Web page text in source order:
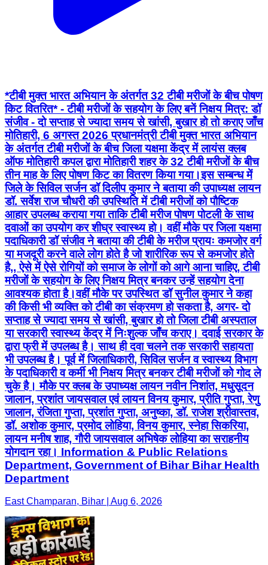
*टीबी मुक्त भारत अभियान के अंतर्गत 32 टीबी मरीजों के बीच पोषण
किट वितरित* - टीबी मरीजों के सहयोग के लिए बनें निक्षय मित्र: डॉ
संजीव - दो सप्ताह से ज्यादा समय से खांसी, बुखार हो तो कराए जाँच
मोतिहारी, 6 अगस्त 2026 प्रधानमंत्री टीबी मुक्त भारत अभियान
के अंतर्गत टीबी मरीजों के बीच जिला यक्षमा केंद्र में लायंस क्लब
ऑफ मोतिहारी कपल द्वारा मोतिहारी शहर के 32 टीबी मरीजों के बीच
तीन माह के लिए पोषण किट का वितरण किया गया।इस सम्बन्ध में
जिले के सिविल सर्जन डॉ दिलीप कुमार ने बताया की उपाध्यक्ष लायन
डॉ. सर्वेश राज चौधरी की उपस्थिति में टीबी मरीजों को पौष्टिक
आहार उपलब्ध कराया गया ताकि टीबी मरीज पोषण पोटली के साथ
दवाओं का उपयोग कर शीघ्र स्वास्थ्य हो। वहीं मौके पर जिला यक्षमा
पदाधिकारी डॉ संजीव ने बताया की टीबी के मरीज प्रायः कमजोर वर्ग
या मजदूरी करने वाले लोग होते है जो शारीरिक रूप से कमजोर होते
है,, ऐसे में ऐसे रोगियों को समाज के लोगों को आगे आना चाहिए, टीबी
मरीजों के सहयोग के लिए निक्षय मित्र बनकर उन्हें सहयोग देना
आवश्यक होता है।वहीं मौके पर उपस्थित डॉ सुनील कुमार ने कहा
की किसी भी व्यक्ति को टीबी का संक्रमण हो सकता है, अगर- दो
सप्ताह से ज्यादा समय से खांसी, बुखार हो तो जिला टीबी अस्पताल
या सरकारी स्वास्थ्य केंद्र में निःशुल्क जाँच कराए। दवाई सरकार के
द्वारा फ्री में उपलब्ध है। साथ ही दवा चलने तक सरकारी सहायता
भी उपलब्ध है। पूर्व में जिलाधिकारी, सिविल सर्जन व स्वास्थ्य विभाग
के पदाधिकारी व कर्मी भी निक्षय मित्र बनकर टीबी मरीजों को गोद ले
चुके है। मौके पर क्लब के उपाध्यक्ष लायन नवीन निशांत, मधुसूदन
जालान, प्रशांत जायसवाल एवं लायन विनय कुमार, प्रीति गुप्ता, रेणु
जालान, रंजिता गुप्ता, प्रशांत गुप्ता, अनुष्का, डॉ. राजेश श्रीवास्तव,
डॉ. अशोक कुमार, प्रमोद लोहिया, विनय कुमार, स्नेहा सिकरिया,
लायन मनीष शाह, गौरी जायसवाल अभिषेक लोहिया का सराहनीय
योगदान रहा। Information & Public Relations
Department, Government of Bihar Bihar Health
Department
East Champaran, Bihar | Aug 6, 2026